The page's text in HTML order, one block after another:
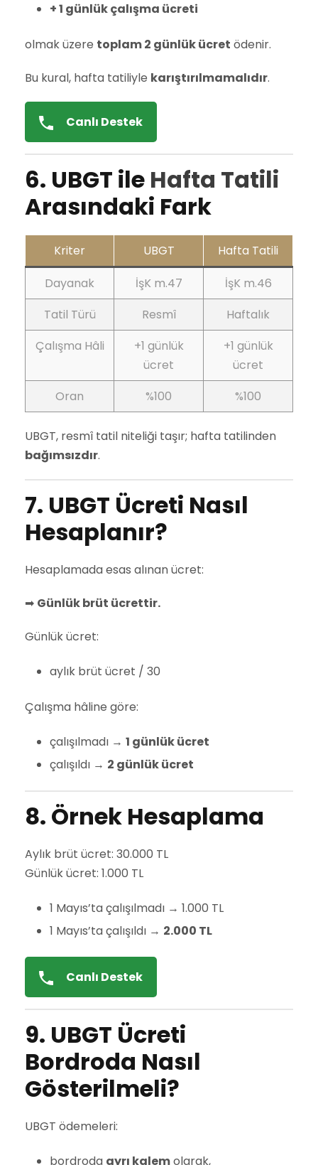
+ 1 günlük çalışma ücreti
olmak üzere toplam 2 günlük ücret ödenir.
Bu kural, hafta tatiliyle karıştırılmamalıdır.
Canlı Destek
6. UBGT ile Hafta Tatili
Arasındaki Fark
Kriter UBGT
Hafta Tatili
Dayanak
İşK m.47
İşK m.46
Tatil Türü
Resmî
Haftalık
Çalışma Hâli
+1 günlük
ücret
+1 günlük
ücret
Oran
%100 %100
UBGT, resmî tatil niteliği taşır; hafta tatilinden
bağımsızdır.
7. UBGT Ücreti Nasıl
Hesaplanır?
Hesaplamada esas alınan ücret:
➡ Günlük brüt ücrettir.
Günlük ücret:
aylık brüt ücret / 30
Çalışma hâline göre:
çalışılmadı → 1 günlük ücret
çalışıldı → 2 günlük ücret
8. Örnek Hesaplama
Aylık brüt ücret: 30.000 TL
Günlük ücret: 1.000 TL
1 Mayıs’ta çalışılmadı → 1.000 TL
1 Mayıs’ta çalışıldı → 2.000 TL
Canlı Destek
9. UBGT Ücreti
Bordroda Nasıl
Gösterilmeli?
UBGT ödemeleri:
bordroda ayrı kalemolarak,